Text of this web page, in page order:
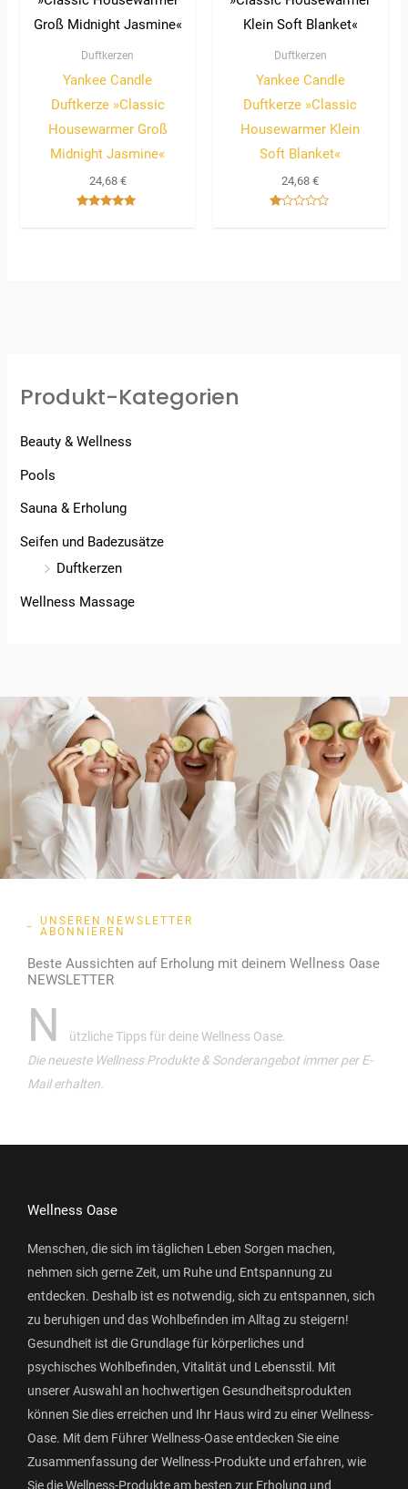
Duftkerzen
Yankee Candle
Duftkerze »Classic
Housewarmer Groß
Midnight Jasmine«
24,68 €
Duftkerzen
Yankee Candle
Duftkerze »Classic
Housewarmer Klein
Soft Blanket«
24,68€
Produkt-Kategorien
Beauty & Wellness
Pools
Sauna & Erholung
Seifen und Badezusätze
Duftkerzen
Wellness Massage
UNSEREN NEWSLETTER
ABONNIEREN
Beste Aussichten auf Erholung mit deinem Wellness Oase
NEWSLETTER
N
ützliche Tipps für deine Wellness Oase.
Die neueste Wellness Produkte & Sonderangebot immer per E-
Mail erhalten.
Wellness Oase
Menschen, die sich im täglichen Leben Sorgen machen,
nehmen sich gerne Zeit, um Ruhe und Entspannung zu
entdecken. Deshalb ist es notwendig, sich zu entspannen, sich
zu beruhigen und das Wohlbefinden im Alltag zu steigern!
Gesundheit ist die Grundlage für körperliches und
psychisches Wohlbefinden, Vitalität und Lebensstil. Mit
unserer Auswahl an hochwertigen Gesundheitsprodukten
können Sie dies erreichen und Ihr Haus wird zu einer Wellness-
Oase. Mit dem Führer Wellness-Oase entdecken Sie eine
Zusammenfassung der Wellness-Produkte und erfahren, wie
Sie die Wellness-Produkte am besten zur Erholung und